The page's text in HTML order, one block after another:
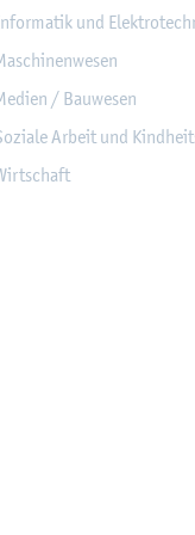
und
/ Bau­we­sen
Ar­beit und